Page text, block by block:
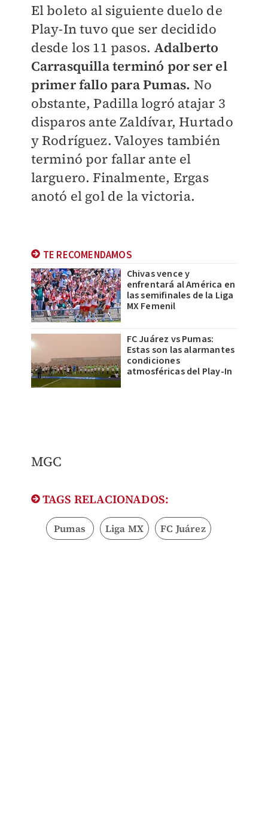
El boleto al siguiente duelo de
Play-In tuvo que ser decidido
desde los 11 pasos. Adalberto
Carrasquilla terminó por ser el
primer fallo para Pumas. No
obstante, Padilla logró atajar 3
disparos ante Zaldívar, Hurtado
y Rodríguez. Valoyes también
terminó por fallar ante el
larguero. Finalmente, Ergas
anotó el gol de la victoria.
TE RECOMENDAMOS
Chivas vence y
enfrentará al América en
las semifinales de la Liga
MX Femenil
FC Juárez vs Pumas:
Estas son las alarmantes
condiciones
atmosféricas del Play-In
MGC
TAGS RELACIONADOS:
Pumas Liga MX FC Juárez